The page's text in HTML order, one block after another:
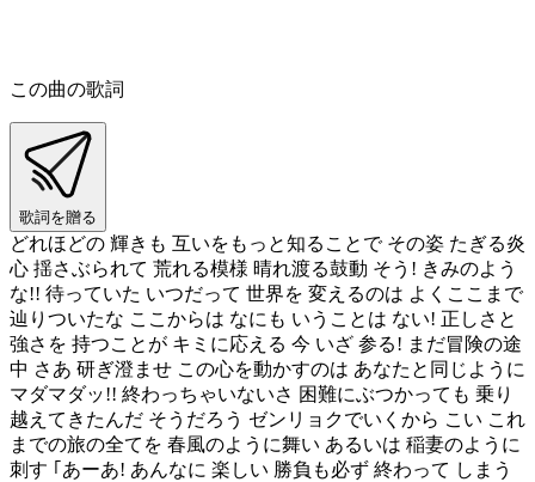
この曲の歌詞
歌詞を贈る
どれほどの 輝きも 互いをもっと知ることで その姿 たぎる炎
心 揺さぶられて 荒れる模様 晴れ渡る鼓動 そう! きみのよう
な!! 待っていた いつだって 世界を 変えるのは よくここまで
辿りついたな ここからは なにも いうことは ない! 正しさと
強さを 持つことが キミに応える 今 いざ 参る! まだ冒険の途
中 さあ 研ぎ澄ませ この心を動かすのは あなたと同じように
マダマダッ!! 終わっちゃいないさ 困難にぶつかっても 乗り
越えてきたんだ そうだろう ゼンリョクでいくから こい これ
までの旅の全てを 春風のように舞い あるいは 稲妻のように
刺す ｢あーあ! あんなに 楽しい 勝負も必ず 終わって しまう